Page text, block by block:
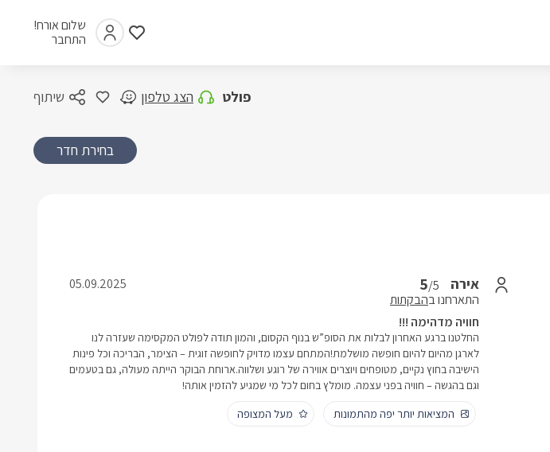
שלום אורח!
התחבר
שיתוף פולט הצג טלפון
בחירת חדר
אירה 5/5
התארחנו בהבקתות
05.09.2025
חוויה מדהימה !!!
החלטנו ברגע האחרון לבלות את הסופ”ש בנוף הקסום, והמון תודה לפולט המקסימה שעזרה לנו
לארגן מהיום להיום חופשה מושלמת!המתחם עצמו מדויק לחופשה זוגית – הצימר, הבריכה וכל פינות
הישיבה בחוץ נקיים, מטופחים ויוצרים אווירה של רוגע ושלווה.ארוחת הבוקר הייתה מעולה, גם בטעמים
וגם בהגשה – חוויה בפני עצמה. מומלץ בחום לכל מי שמגיע להזמין אותה!
המציאות יותר יפה מהתמונות
מעל המצופה